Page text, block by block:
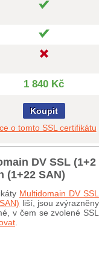
1 840 Kč
Koupit
o tomto SSL certifikátu
DV SSL (1+2
(1+22 SAN)
Multidomain DV SSL
liší, jsou zvýrazněny
v čem se zvolené SSL